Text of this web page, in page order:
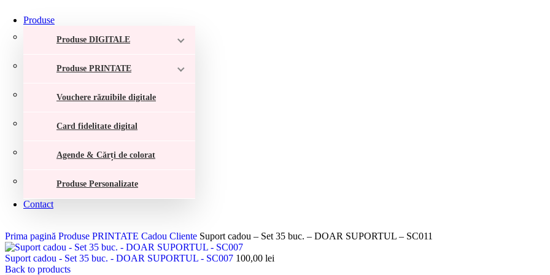
Produse
Produse DIGITALE
Produse PRINTATE
Vouchere răzuibile digitale
Card fidelitate digital
Agende & Cărți de colorat
Produse Personalizate
Contact
Prima pagină Produse PRINTATE Cadou Cliente Suport cadou – Set 35 buc. – DOAR SUPORTUL – SC011
Suport cadou - Set 35 buc. - DOAR SUPORTUL - SC007 100,00 lei
Back to products